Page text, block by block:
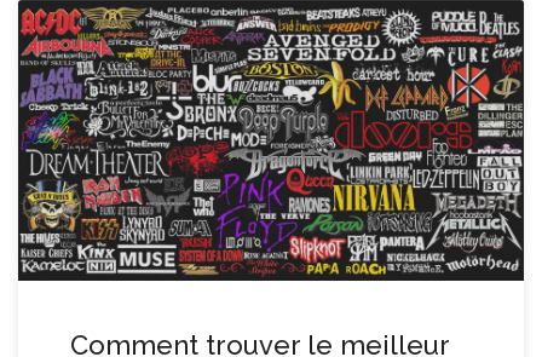
Comment trouver le meilleur